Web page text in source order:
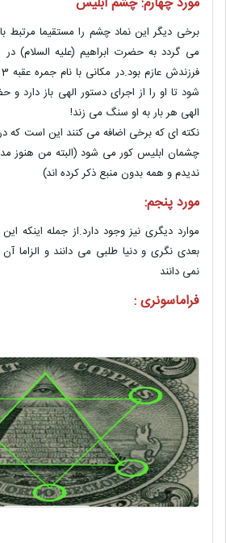
برخی دیگر این نماد چشم را مستقیما مرتبط
می گردد به حضرت ابراهیم (علیه السلام) در
شود تا او را از اجرای دستور الهی باز دارد و
الهی هر بار به او سنگ می زند!
نکته ای که برخی اضافه می کنند این است که
چشمان ابلیس کور می شود (البته من هنوز
ندیدم و همه بدون منبع ذکر کرده اند)
مورد پنجم:
موارد دیگری نیز وجود دارد.از جمله اینکه
بعدی نگری و دنیا طلبی می دانند و الزاما
نمی دانند
فراماسونری :